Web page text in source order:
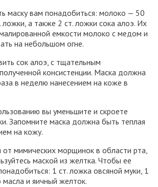
маску вам понадобиться: молоко — 50
а также 2 ст. ложки сока алоэ. Их
емкости молоко с медом и
на небольшом огне.
сок алоэ, с тщательным
консистенции. Маска должна
в неделю нанесением на коже в
вы уменьшите и скроете
Запомните маска должна быть теплая
на кожу.
от мимических морщинок в области рта,
маской из желтка. Чтобы ее
1 ст. ложка овсяной муки, 1
масла и яичный желток.